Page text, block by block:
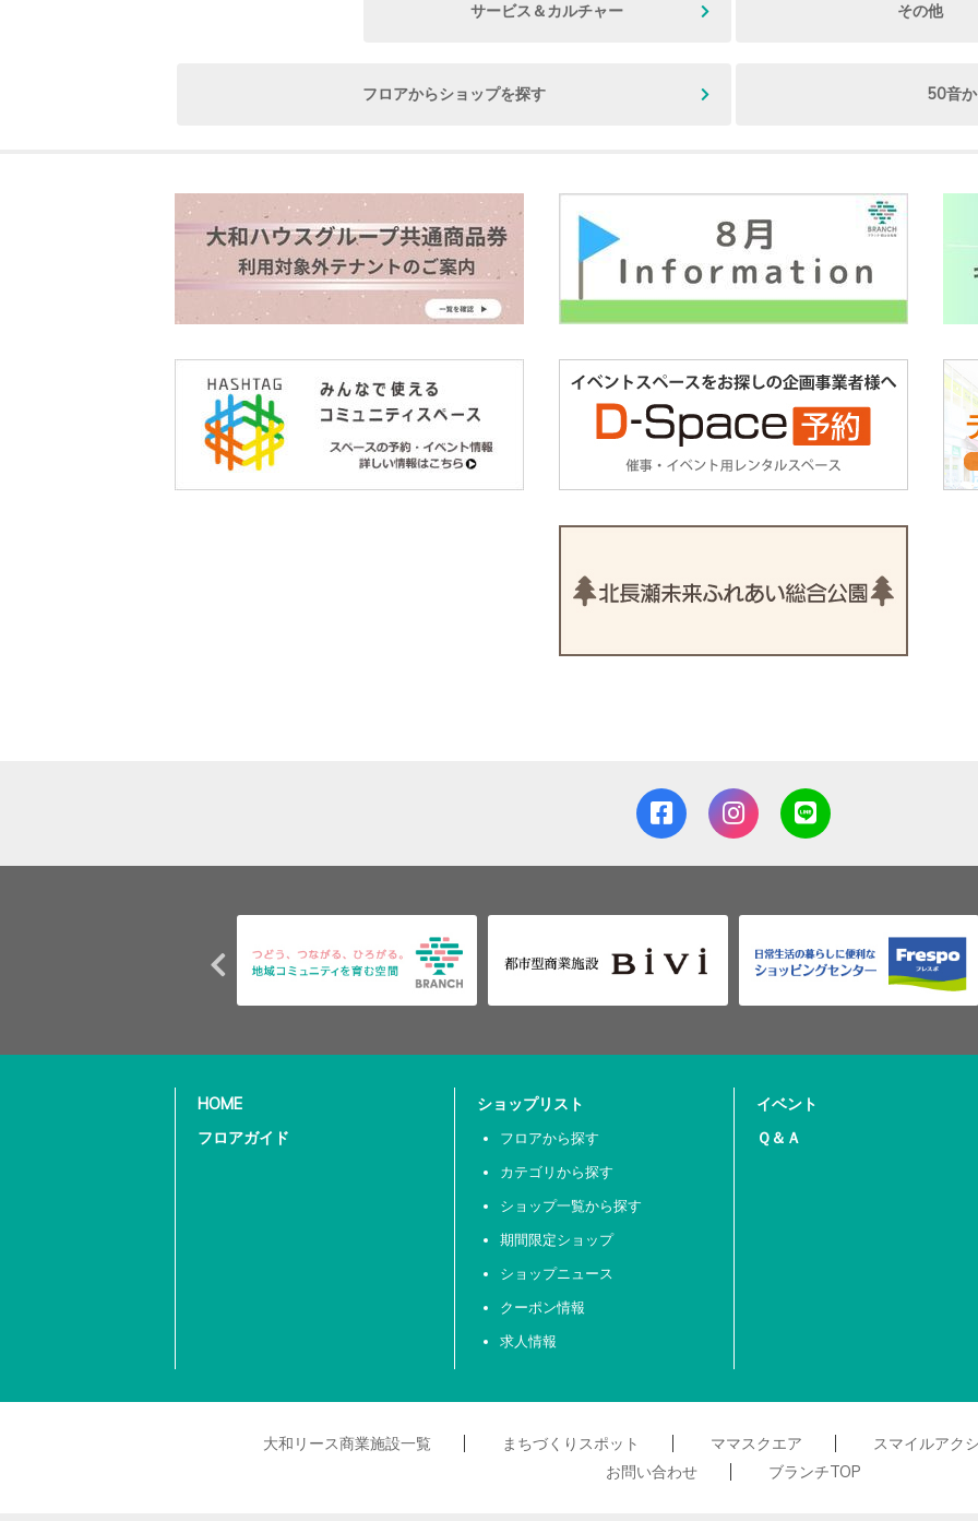
サービス＆カルチャー その他
フロアからショップを探す 50音
HOME
フロアガイド
ショップリスト
フロアから探す
カテゴリから探す
ショップ一覧から探す
期間限定ショップ
ショップニュース
クーポン情報
求人情報
イベント
Ｑ＆Ａ
大和リース商業施設一覧 まちづくりスポット ママスクエア スマイルアク
お問い合わせ
ブランチTOP